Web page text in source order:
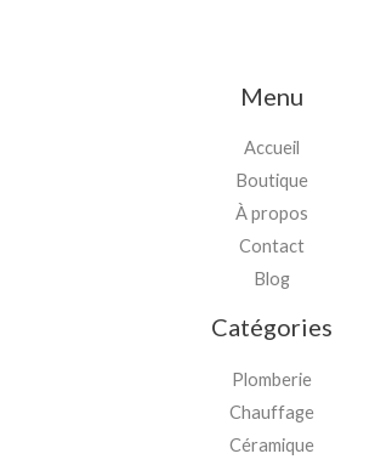
Menu
Accueil
Boutique
À propos
Contact
Blog
Catégories
Plomberie
Chauffage
Céramique